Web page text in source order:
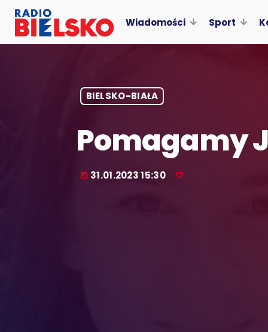
Wiadomości Sport
BIELSKO-BIAŁA
Pomagamy
today 31.01.2023 15:30